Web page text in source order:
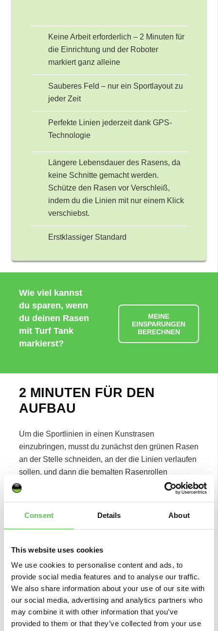
Consent Details About
This website uses cookies
We use cookies to personalise content and ads, to
provide social media features and to analyse our traffic.
We also share information about your use of our site with
our social media, advertising and analytics partners who
may combine it with other information that you’ve
provided to them or that they’ve collected from your use
Keine Arbeit erforderlich – 2 Minuten für
die Einrichtung und der Roboter
markiert ganz alleine
Sauberes Feld – nur ein Sportlayout zu
jeder Zeit
Perfekte Linien jederzeit dank GPS-
Technologie
Längere Lebensdauer des Rasens, da
keine Schnitte gemacht werden.
Schütze den Rasen vor Verschleiß,
indem du die Linien mit nur einem Klick
verschiebst.
Erstklassiger Standard
Wie viel kannst
du sparen, wenn
du deinen Rasen
mit Turf Tank
markierst?
MEINE
EINSPARUNGEN
BERECHNEN
2 MINUTEN FÜR DEN
AUFBAU
Um die Sportlinien in einen Kunstrasen
einzubringen, musst du zunächst den grünen Rasen
an der Stelle schneiden, an der die Linien verlaufen
sollen, und dann die bemalten Rasenrollen
einlegen. Das bedeutet, dass man Geld für Material
ausgeben muss, das letztendlich verschwendet
entfallen diese Arbeitskosten. Richte ihn einfach in 2
Minuten ein und sieh zu, wie er den Rasen ganz
alleine streicht.